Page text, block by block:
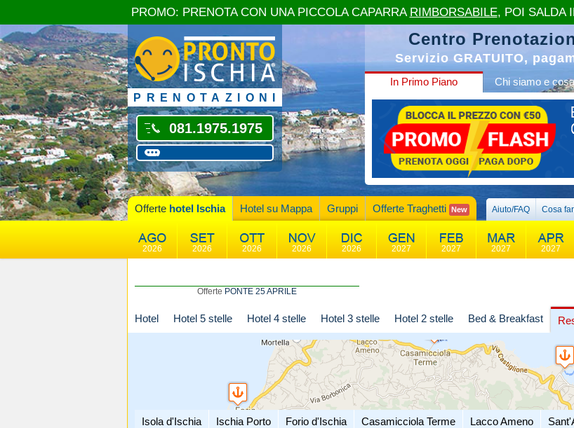
PRENOTAZIONI
081.1975.1975
Centro
Servizio GRATUITO,
In Primo Piano Chi siamo e
Offerte hotel Ischia Hotel su Mappa Gruppi Offerte Traghetti New Aiuto/FAQ Cosa
2026 2026 2026 2026 2026 2027 2027 2027 2027
Offerte PONTE 25 APRILE
Hotel Hotel 5 stelle Hotel 4 stelle Hotel 3 stelle Hotel 2 stelle Bed & Breakfast
Isola d'Ischia Ischia Porto Forio d'Ischia Casamicciola Terme Lacco Ameno
PROMO: PRENOTA CON UNA PICCOLA CAPARRA RIMBORSABILE, POI SALDA